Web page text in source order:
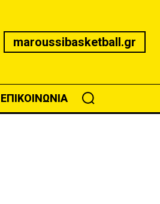
maroussibasketball.gr
ΕΠΙΚΟΙΝΩΝΙΑ